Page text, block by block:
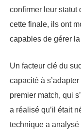
confirmer leur statut
cette finale, ils ont
capables de gérer
Un facteur clé du
capacité à
premier match, qui
a réalisé qu’il était
technique a